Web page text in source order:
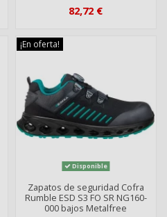
82,72 €
¡En oferta!
Disponible
Zapatos de seguridad Cofra
Rumble ESD S3 FO SR NG160-
000 bajos Metalfree